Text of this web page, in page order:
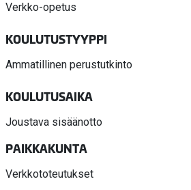
Verkko-opetus
KOULUTUSTYYPPI
Ammatillinen perustutkinto
KOULUTUSAIKA
Joustava sisäänotto
PAIKKAKUNTA
Verkkototeutukset